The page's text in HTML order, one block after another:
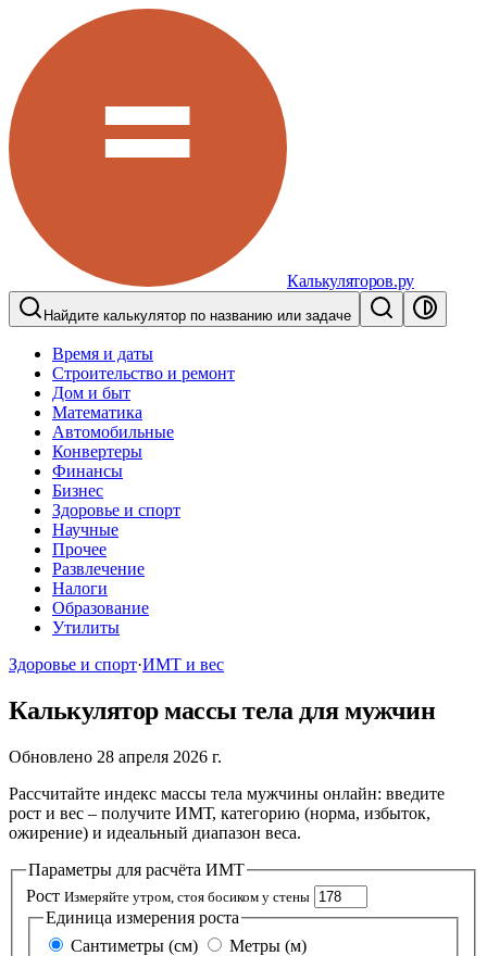
Калькуляторов.ру
Найдите калькулятор по названию или задаче
Время и даты
Строительство и ремонт
Дом и быт
Математика
Автомобильные
Конвертеры
Финансы
Бизнес
Здоровье и спорт
Научные
Прочее
Развлечение
Налоги
Образование
Утилиты
Здоровье и спорт·ИМТ и вес
Калькулятор массы тела для мужчин
Обновлено 28 апреля 2026 г.
Рассчитайте индекс массы тела мужчины онлайн: введите
рост и вес – получите ИМТ, категорию (норма, избыток,
ожирение) и идеальный диапазон веса.
Параметры для расчёта ИМТ
Рост Измеряйте утром, стоя босиком у стены
Единица измерения роста
Сантиметры (см)
Метры (м)